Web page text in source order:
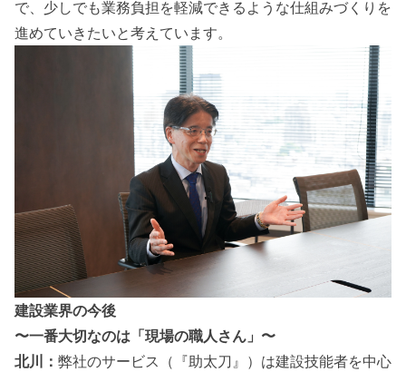
で、少しでも業務負担を軽減できるような仕組みづくりを
進めていきたいと考えています。
建設業界の今後
〜一番大切なのは「現場の職人さん」〜
北川： 弊社のサービス（『助太刀』）は建設技能者を中心